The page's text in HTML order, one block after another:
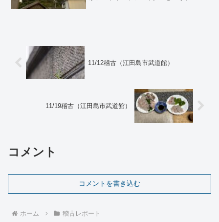
11/12稽古（江田島市武道館）
11/19稽古（江田島市武道館）
コメント
コメントを書き込む
ホーム 稽古レポート